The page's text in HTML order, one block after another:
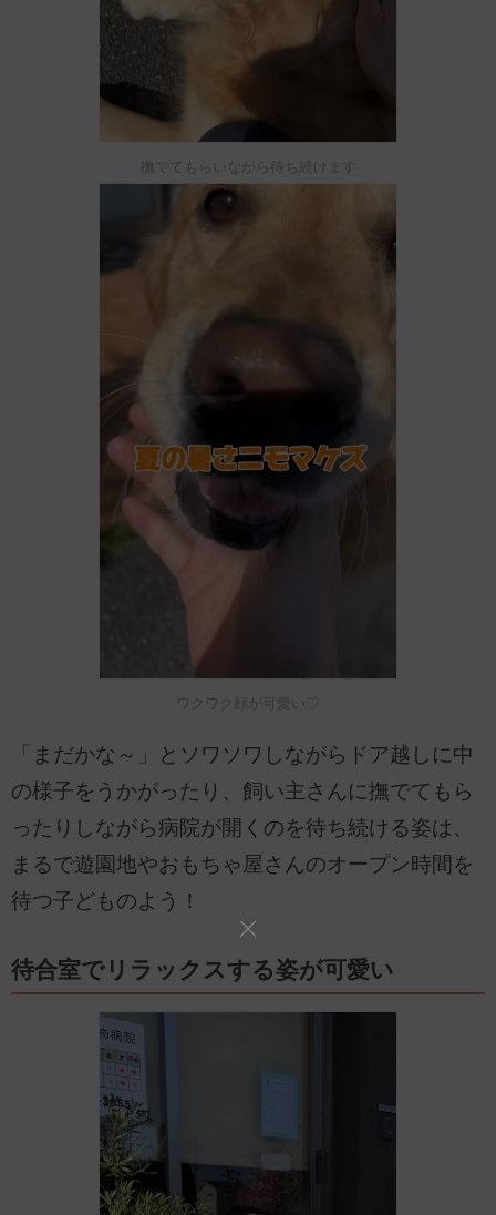
撫でてもらいながら待ち続けます
ワクワク顔が可愛い♡
「まだかな～」とソワソワしながらドア越しに中
の様子をうかがったり、飼い主さんに撫でてもら
ったりしながら病院が開くのを待ち続ける姿は、
まるで遊園地やおもちゃ屋さんのオープン時間を
待つ子どものよう！
待合室でリラックスする姿が可愛い